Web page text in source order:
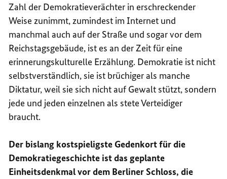
Zahl der Demokratieverächter in erschreckender
Weise zunimmt, zumindest im Internet und
manchmal auch auf der Straße und sogar vor dem
Reichstagsgebäude, ist es an der Zeit für eine
erinnerungskulturelle Erzählung. Demokratie ist nicht
selbstverständlich, sie ist brüchiger als manche
Diktatur, weil sie sich nicht auf Gewalt stützt, sondern
jede und jeden einzelnen als stete Verteidiger
braucht.
Der bislang kostspieligste Gedenkort für die
Demokratiegeschichte ist das geplante
Einheitsdenkmal vor dem Berliner Schloss, die